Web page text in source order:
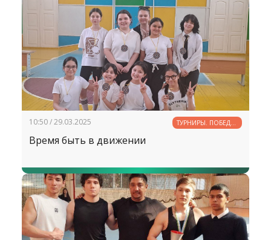
10:50 / 29.03.2025
ТУРНИРЫ. ПОБЕДЫ.
РЕКОРДЫ
Время быть в движении